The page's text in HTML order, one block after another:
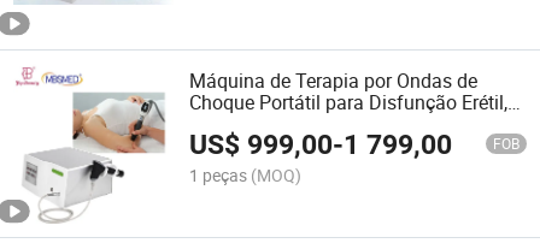
Máquina de Terapia por Ondas de
Choque Portátil para Disfunção Erétil,
Venda por Atacado
US$ 999,00-1 799,00 FOB
1 peças (MOQ)